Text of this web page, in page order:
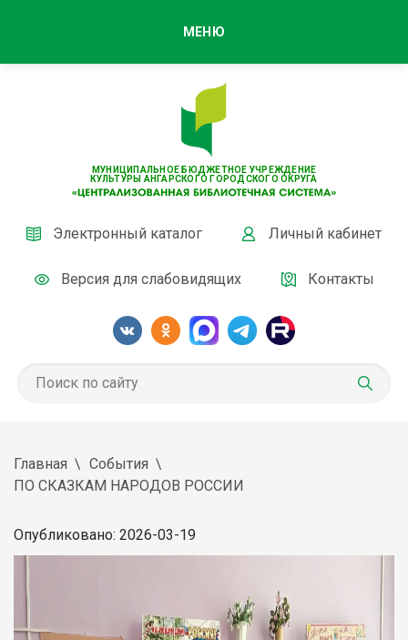
МУНИЦИПАЛЬНОЕ БЮДЖЕТНОЕ УЧРЕЖДЕНИЕ
КУЛЬТУРЫ АНГАРСКОГО ГОРОДСКОГО ОКРУГА
Электронный каталог Личный кабинет
Версия для слабовидящих Контакты
МЕНЮ
Главная
События
ПО СКАЗКАМ НАРОДОВ РОССИИ
Опубликовано: 2026-03-19